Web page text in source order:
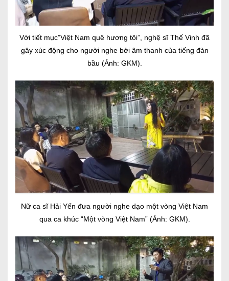
Với tiết mục”Việt Nam quê hương tôi”, nghệ sĩ Thế Vinh đã
gây xúc động cho người nghe bởi âm thanh của tiếng đàn
bầu (Ảnh: GKM).
Nữ ca sĩ Hải Yến đưa người nghe dạo một vòng Việt Nam
qua ca khúc “Một vòng Việt Nam” (Ảnh: GKM).